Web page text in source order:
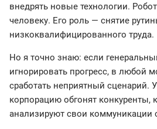
внедрять новые технологии.
человеку. Его роль — снятие
низкоквалифицированного труда.
Но я точно знаю: если
игнорировать прогресс, в любой
сработать неприятный сценарий.
корпорацию обгонят конкуренты,
анализируют свои коммуникации